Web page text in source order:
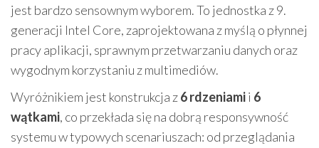
jest bardzo sensownym wyborem. To jednostka z 9.
generacji Intel Core, zaprojektowana z myślą o płynnej
pracy aplikacji, sprawnym przetwarzaniu danych oraz
wygodnym korzystaniu z multimediów.
Wyróżnikiem jest konstrukcja z6 rdzeniamii 6
wątkami, co przekłada się na dobrą responsywność
systemu w typowych scenariuszach: od przeglądania